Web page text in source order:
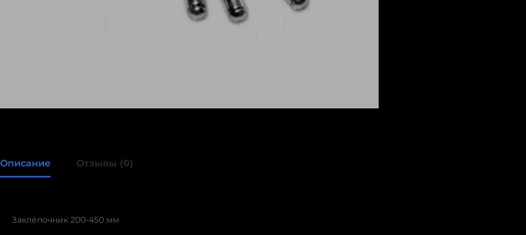
Описание Отзывы (0)
Заклёпочник 200-450 мм